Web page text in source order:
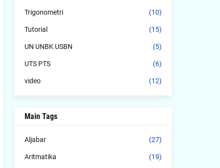
Trigonometri (10)
Tutorial (15)
UN UNBK USBN (5)
UTS PTS (6)
video (12)
Main Tags
Aljabar (27)
Aritmatika (19)